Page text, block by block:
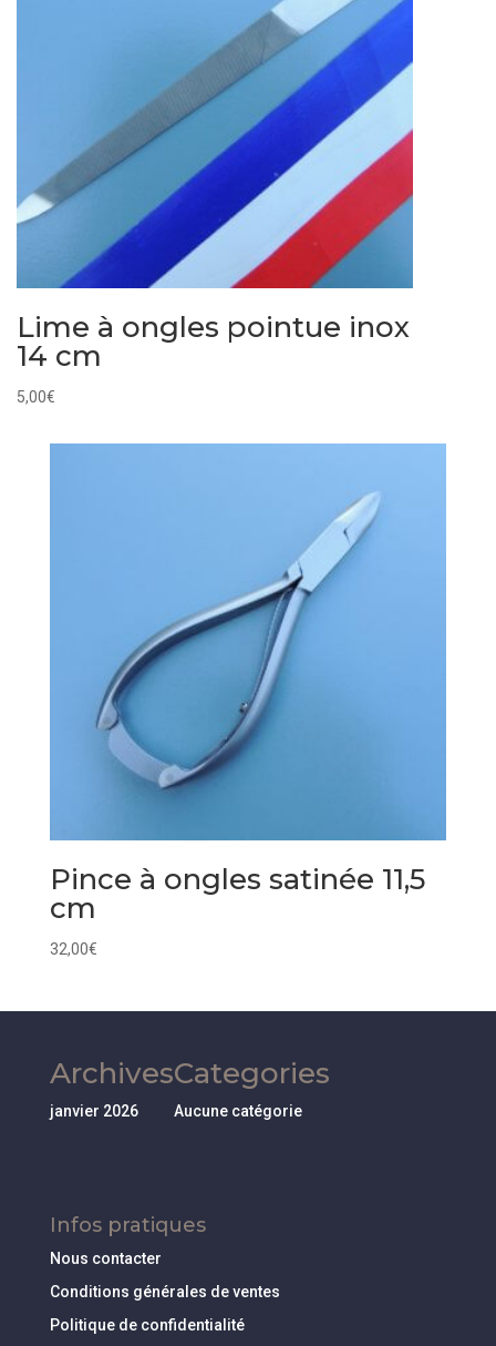
Lime à ongles pointue inox
14 cm
5,00€
Pince à ongles satinée 11,5
cm
32,00€
Archives
janvier 2026
Categories
Aucune catégorie
Infos pratiques
Nous contacter
Conditions générales de ventes
Politique de confidentialité